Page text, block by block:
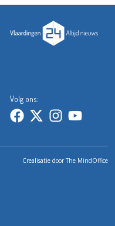
Volg ons:
Crealisatie doorThe MindOffice